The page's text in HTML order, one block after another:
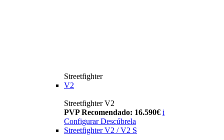
Streetfighter
V2
Streetfighter V2
PVP Recomendado: 16.590€ i
Configurar Descúbrela
Streetfighter V2 / V2 S